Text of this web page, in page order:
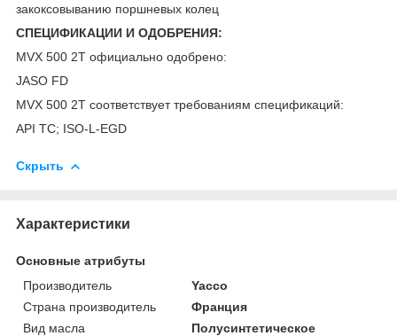
закоксовыванию поршневых колец
СПЕЦИФИКАЦИИ И ОДОБРЕНИЯ:
MVX 500 2T официально одобрено:
JASO FD
MVX 500 2T соответствует требованиям спецификаций:
API TC; ISO-L-EGD
Скрыть
Характеристики
Основные атрибуты
Производитель
Yacco
Страна производитель
Франция
Вид масла
Полусинтетическое